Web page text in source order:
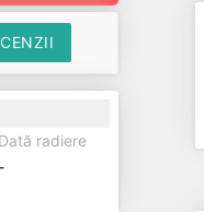
Dată radiere
-